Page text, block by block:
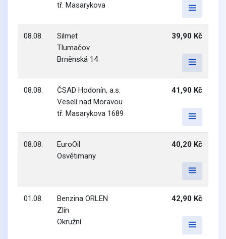
tř. Masarykova
08.08.
Silmet
Tlumačov
Brněnská 14
39,90 Kč
08.08.
ČSAD Hodonín, a.s.
Veselí nad Moravou
tř. Masarykova 1689
41,90 Kč
08.08.
EuroOil
Osvětimany
40,20 Kč
01.08.
Benzina ORLEN
Zlín
Okružní
42,90 Kč